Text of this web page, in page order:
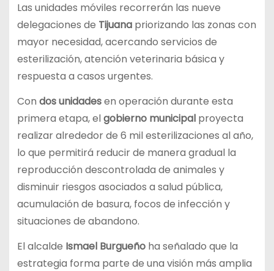
Las unidades móviles recorrerán las nueve
delegaciones de Tijuana priorizando las zonas con
mayor necesidad, acercando servicios de
esterilización, atención veterinaria básica y
respuesta a casos urgentes.
Con dos unidadesen operación durante esta
primera etapa, elgobierno municipal proyecta
realizar alrededor de 6 mil esterilizaciones al año,
lo que permitirá reducir de manera gradual la
reproducción descontrolada de animales y
disminuir riesgos asociados a salud pública,
acumulación de basura, focos de infección y
situaciones de abandono.
El alcalde Ismael Burgueño ha señalado que la
estrategia forma parte de una visión más amplia